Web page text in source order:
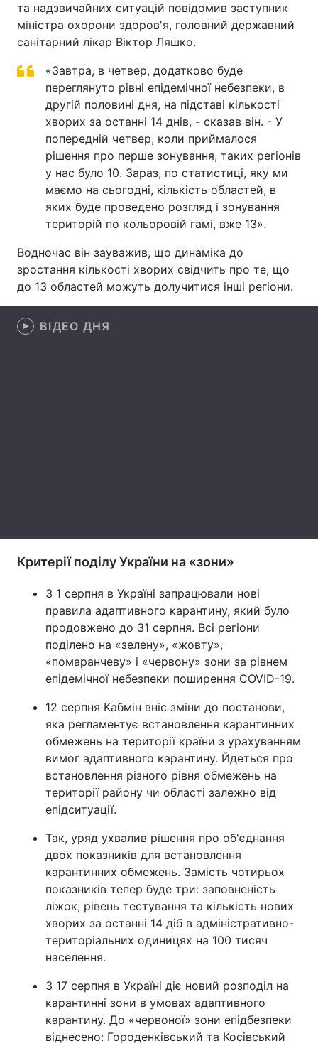
Екологія Регіони
Лонгріди
Відео з Youtube Статті
Інтерв'ю Думки
Архів Вакансії
Контакти
Послуги
та надзвичайних ситуацій повідомив заступник
міністра охорони здоров'я, головний державний
санітарний лікар Віктор Ляшко.
«Завтра, в четвер, додатково буде
переглянуто рівні епідемічної небезпеки, в
другій половині дня, на підставі кількості
хворих за останні 14 днів, - сказав він. - У
попередній четвер, коли приймалося
рішення про перше зонування, таких регіонів
у нас було 10. Зараз, по статистиці, яку ми
маємо на сьогодні, кількість областей, в
яких буде проведено розгляд і зонування
територій по кольоровій гамі, вже 13».
Водночас він зауважив, що динаміка до
зростання кількості хворих свідчить про те, що
до 13 областей можуть долучитися інші регіони.
ВІДЕО ДНЯ
Критерії поділу України на «зони»
З 1 серпня в Україні запрацювали нові
правила адаптивного карантину, який було
продовжено до 31 серпня. Всі регіони
поділено на «зелену», «жовту»,
«помаранчеву» і «червону» зони за рівнем
епідемічної небезпеки поширення COVID-19.
12 серпня Кабмін вніс зміни до постанови,
яка регламентує встановлення карантинних
обмежень на території країни з урахуванням
вимог адаптивного карантину. Йдеться про
встановлення різного рівня обмежень на
території району чи області залежно від
епідситуації.
Так, уряд ухвалив рішення про об'єднання
двох показників для встановлення
карантинних обмежень. Замість чотирьох
показників тепер буде три: заповненість
ліжок, рівень тестування та кількість нових
хворих за останні 14 діб в адміністративно-
територіальних одиницях на 100 тисяч
населення.
З 17 серпня в Україні діє новий розподіл на
карантинні зони в умовах адаптивного
карантину. До «червоної» зони епідбезпеки
віднесено: Городенківський та Косівський